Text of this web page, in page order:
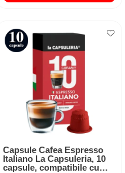
Capsule Cafea Espresso
Italiano La Capsuleria, 10
capsule, compatibile cu